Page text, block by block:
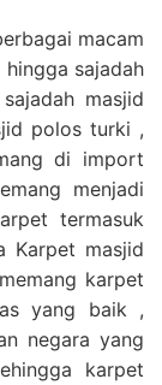
macam
sajadah
masjid
polos turki ,
di import
menjadi
termasuk
Karpet masjid
karpet
yang baik ,
negara yang
karpet